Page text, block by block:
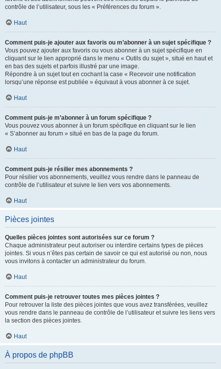
contrôle de l’utilisateur, sous les « Préférences du forum ».
Haut
Comment puis-je ajouter aux favoris ou m’abonner à un sujet spécifique ?
Vous pouvez ajouter aux favoris ou vous abonner à un sujet spécifique en
cliquant sur le lien approprié dans le menu « Outils du sujet », situé en haut et
en bas des sujets et parfois illustré par une image.
Répondre à un sujet tout en cochant la case « Recevoir une notification
lorsqu’une réponse est publiée » équivaut à vous abonner à ce sujet.
Haut
Comment puis-je m’abonner à un forum spécifique ?
Vous pouvez vous abonner à un forum spécifique en cliquant sur le lien
« S’abonner au forum » situé en bas de la page du forum.
Haut
Comment puis-je résilier mes abonnements ?
Pour résilier vos abonnements, veuillez vous rendre dans le panneau de
contrôle de l’utilisateur et suivre le lien vers vos abonnements.
Haut
Pièces jointes
Quelles pièces jointes sont autorisées sur ce forum ?
Chaque administrateur peut autoriser ou interdire certains types de pièces
jointes. Si vous n’êtes pas certain de savoir ce qui est autorisé ou non, nous
vous invitons à contacter un administrateur du forum.
Haut
Comment puis-je retrouver toutes mes pièces jointes ?
Pour retrouver la liste des pièces jointes que vous avez transférées, veuillez
vous rendre dans le panneau de contrôle de l’utilisateur et suivre les liens vers
la section des pièces jointes.
Haut
À propos de phpBB